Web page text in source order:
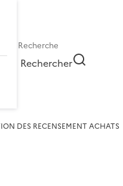
Rechercher
DES RECENSEMENT ACHATS